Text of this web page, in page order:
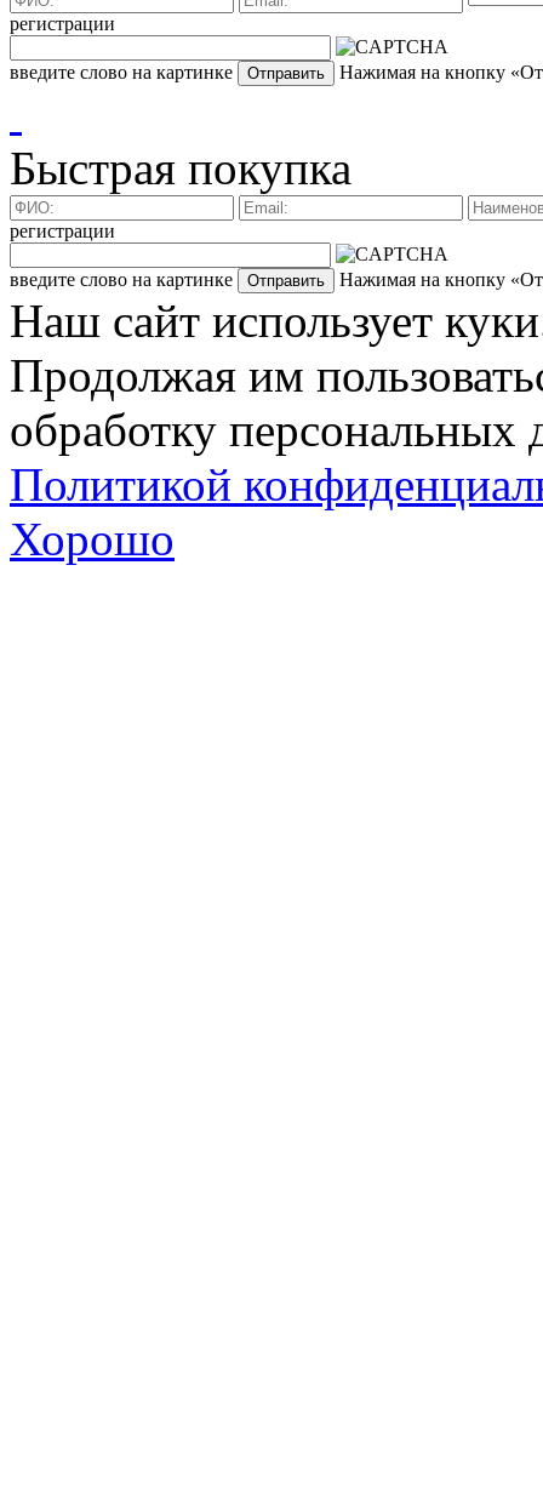
регистрации
введите слово на картинке Нажимая на кнопку
Быстрая покупка
регистрации
введите слово на картинке Нажимая на кнопку
Наш сайт использует
Продолжая им
обработку персональных
Политикой
Хорошо